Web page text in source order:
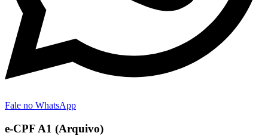
Fale no WhatsApp
e-CPF A1 (Arquivo)